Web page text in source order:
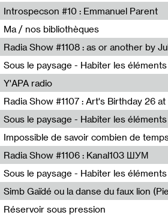
Jet FM
Introspecson #10 : Emmanuel Parent
Pierre Henry,Emmanuel Parent
Ma / nos bibliothèques
Radio Zero
Nastassja Martin
Y'APA radio
Pierrick Mouton
Radio Helsinki
Nastassja Martin
Mélanie Blaison,Mateo Cuin
Radia Show #1106 : Kanal103 ШУМ
Kanal103
Nastassja Martin
Pierrick Mouton,Simb Gaïdé
Réservoir sous pression